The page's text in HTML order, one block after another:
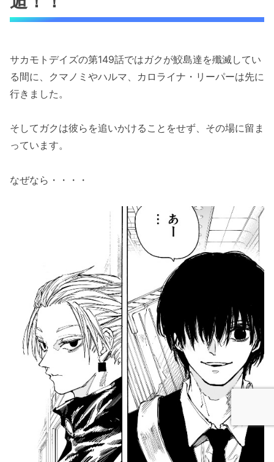
サカモトデイズの第149話ではガクが鮫島達を殲滅してい
る間に、クマノミやハルマ、カロライナ・リーパーは先に
行きました。
そしてガクは彼らを追いかけることをせず、その場に留ま
っています。
なぜなら・・・・